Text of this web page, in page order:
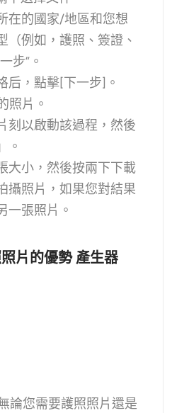
在的國家/地區和您想
（例如，護照、簽證、
步”。
后，點擊[下一步]。
照片。
刻以啟動該過程，然後
。
大小，然後按兩下下載
攝照片，如果您對結果
一張照片。
片的優勢 產生器
論您需要護照照片還是